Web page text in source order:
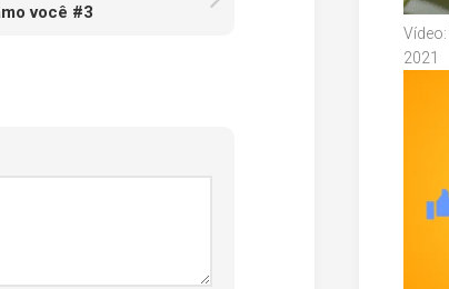
você #3
2021